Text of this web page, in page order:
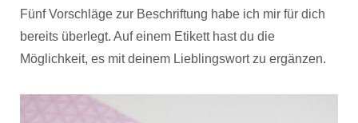
Fünf Vorschläge zur Beschriftung habe ich mir für dich
bereits überlegt. Auf einem Etikett hast du die
Möglichkeit, es mit deinem Lieblingswort zu ergänzen.